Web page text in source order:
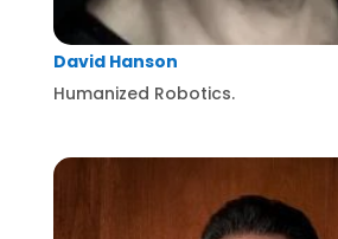
David Hanson
Humanized Robotics.